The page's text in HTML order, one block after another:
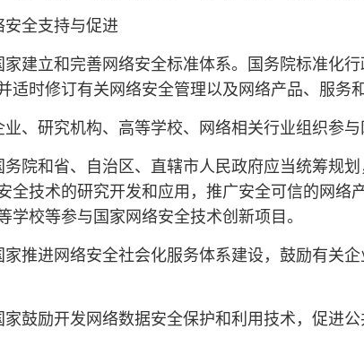
安全支持与促进
家建立和完善网络安全标准体系。国务院标准化
适时修订有关网络安全管理以及网络产品、服务
业、研究机构、高等学校、网络相关行业组织参
务院和省、自治区、直辖市人民政府应当统筹规
全技术的研究开发和应用，推广安全可信的网络
学校等参与国家网络安全技术创新项目。
家推进网络安全社会化服务体系建设，鼓励有关
家鼓励开发网络数据安全保护和利用技术，促进